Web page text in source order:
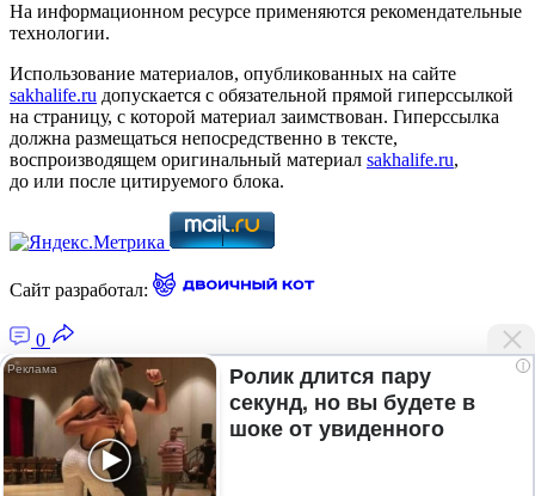
На информационном ресурсе применяются рекомендательные
технологии.
Использование материалов, опубликованных на сайте
sakhalife.ru допускается с обязательной прямой гиперссылкой
на страницу, с которой материал заимствован. Гиперссылка
должна размещаться непосредственно в тексте,
воспроизводящем оригинальный материал sakhalife.ru,
до или после цитируемого блока.
Сайт разработал:
0
Главная — Новости Якутии и мира
Лента новостей
Рубрики
Подписка
i
Ролик длится пару
секунд, но вы будете в
шоке от увиденного